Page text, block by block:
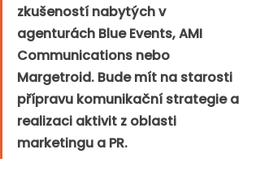
zkušeností nabytých v
agenturách Blue Events, AMI
Communications nebo
Margetroid. Bude mít na starosti
přípravu komunikační strategie a
realizaci aktivit z oblasti
marketingu a PR.